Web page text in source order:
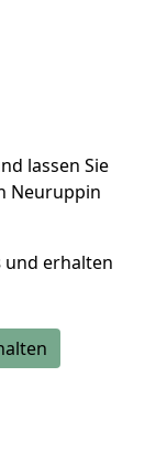
lassen Sie
Neuruppin
und erhalten